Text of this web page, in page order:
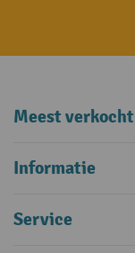
Meest verkocht
Informatie
Service